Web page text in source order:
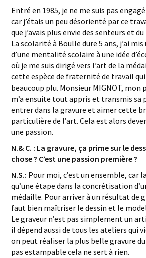
Entré en 1985, je ne me suis pas
car j’étais un peu désorienté par ce
que j’avais plus envie des senteurs et
La scolarité à Boulle dure 5 ans, j’ai
d’une mentalité scolaire à une idée
où je me suis dirigé vers l’art de la
cette espèce de fraternité de travail qui
beaucoup plu. Monsieur MIGNOT, mon
m’a ensuite tout appris et transmis sa
entrer dans la gravure et aimer cette
particulière de l’art. Cela est alors
une passion.
N.& C. : La gravure, ça prime sur le
chose ? C’est une passion première ?
N.S.: Pour moi, c’est un ensemble, car
qu’une étape dans la concrétisation
médaille. Pour arriver à un résultat de
faut bien maîtriser le dessin et le
Le graveur n’est pas simplement un
il dépend aussi de tous les ateliers qui
on peut réaliser la plus belle gravure du
pas estampable cela ne sert à rien.